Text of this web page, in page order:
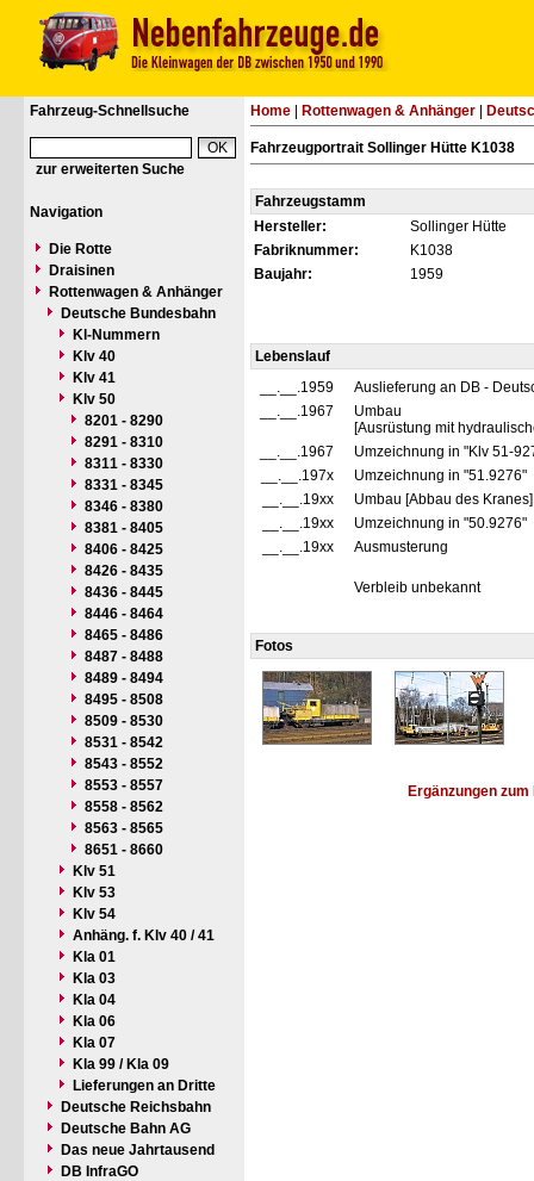
Fahrzeug-Schnellsuche
zur erweiterten Suche
Navigation
Die Rotte
Draisinen
Rottenwagen & Anhänger
Deutsche Bundesbahn
Kl-Nummern
Klv 40
Klv 41
Klv 50
8201 - 8290
8291 - 8310
8311 - 8330
8331 - 8345
8346 - 8380
8381 - 8405
8406 - 8425
8426 - 8435
8436 - 8445
8446 - 8464
8465 - 8486
8487 - 8488
8489 - 8494
8495 - 8508
8509 - 8530
8531 - 8542
8543 - 8552
8553 - 8557
8558 - 8562
8563 - 8565
8651 - 8660
Klv 51
Klv 53
Klv 54
Anhäng. f. Klv 40 / 41
Kla 01
Kla 03
Kla 04
Kla 06
Kla 07
Kla 99 / Kla 09
Lieferungen an Dritte
Deutsche Reichsbahn
Deutsche Bahn AG
Das neue Jahrtausend
DB InfraGO
Home Rottenwagen & Anhänger
Fahrzeugportrait Sollinger Hütte K1038
Fahrzeugstamm
Hersteller:
Sollinger Hütte
Fabriknummer:
K1038
Baujahr:
1959
Lebenslauf
__.__.1959
Auslieferung an DB -
__.__.1967
Umbau
[Ausrüstung mit
__.__.1967
Umzeichnung in "Klv 51-
__.__.197x
Umzeichnung in "51.9276"
__.__.19xx
Umbau [Abbau des Kranes]
__.__.19xx
Umzeichnung in "50.9276"
__.__.19xx
Ausmusterung
Verbleib unbekannt
Fotos
Ergänzungen